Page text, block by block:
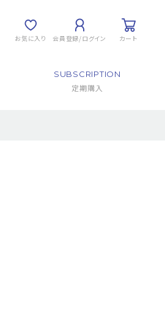
お気に入り 会員登録/ログイン カート
SUBSCRIPTION
定期購入